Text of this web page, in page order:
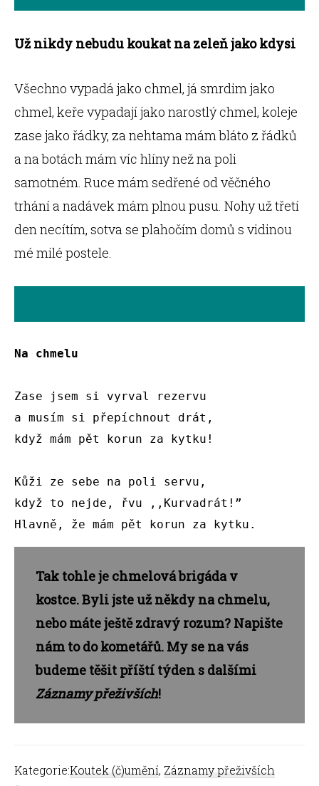
Už nikdy nebudu koukat na zeleň jako kdysi
Všechno vypadá jako chmel, já smrdim jako
chmel, keře vypadají jako narostlý chmel, koleje
zase jako řádky, za nehtama mám bláto z řádků
a na botách mám víc hlíny než na poli
samotném. Ruce mám sedřené od věčného
trhání a nadávek mám plnou pusu. Nohy už třetí
den necítím, sotva se plahočím domů s vidinou
mé milé postele.
Na chmelu
Zase jsem si vyrval rezervu
a musím si přepíchnout drát,
když mám pět korun za kytku!
Kůži ze sebe na poli servu,
když to nejde, řvu ,,Kurvadrát!”
Hlavně, že mám pět korun za kytku.
Tak tohle je chmelová brigáda v
kostce. Byli jste už někdy na chmelu,
nebo máte ještě zdravý rozum? Napište
nám to do kometářů. My se na vás
budeme těšit příští týden s dalšími
Záznamy přeživších!
Kategorie:Koutek (č)umění, Záznamy přeživších